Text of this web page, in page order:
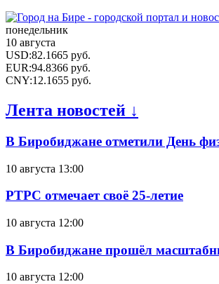
понедельник
10 августа
USD:82.1665 руб.
EUR:94.8366 руб.
CNY:12.1655 руб.
Лента новостей ↓
В Биробиджане отметили День
10 августа 13:00
РТРС отмечает своё 25-летие
10 августа 12:00
В Биробиджане прошёл
10 августа 12:00